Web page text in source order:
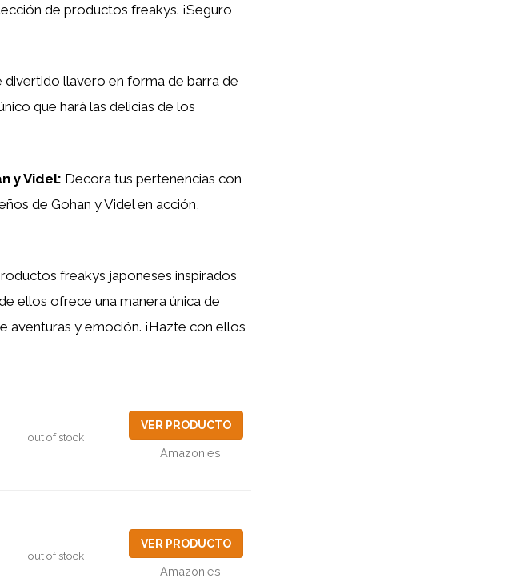
de productos freakys. ¡Seguro
divertido llavero en forma de barra de
que hará las delicias de los
y Videl: Decora tus pertenencias con
de Gohan y Videl en acción,
freakys japoneses inspirados
ellos ofrece una manera única de
y emoción. ¡Hazte con ellos
out of stock
VER PRODUCTO
Amazon.es
out of stock
VER PRODUCTO
Amazon.es